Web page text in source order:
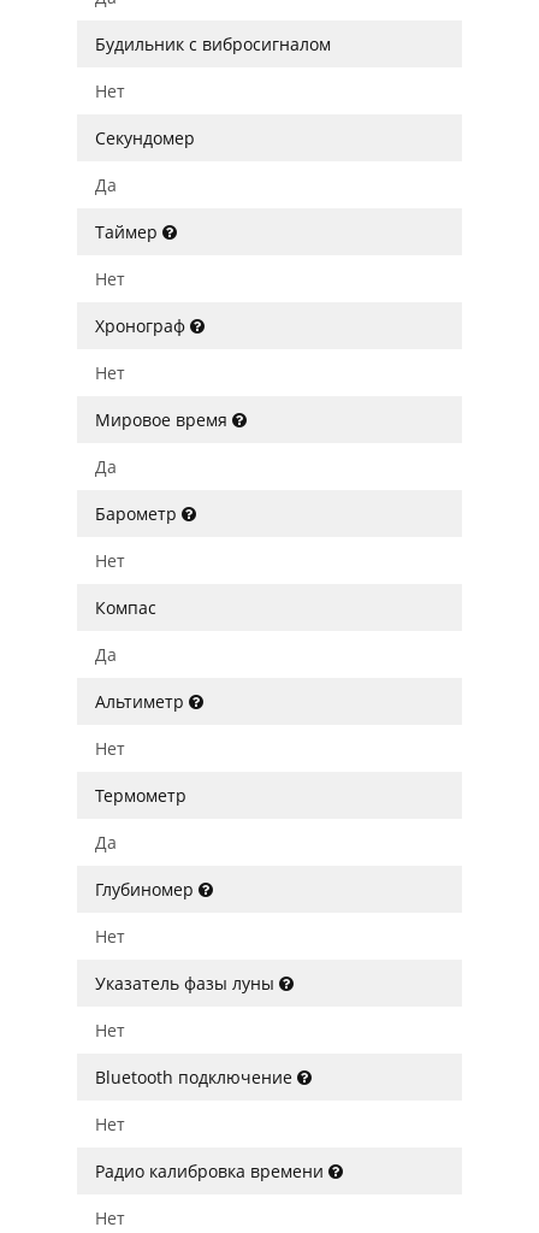
Будильник с вибросигналом
Нет
Секундомер
Да
Таймер
Нет
Хронограф
Нет
Мировое время
Да
Барометр
Нет
Компас
Да
Альтиметр
Нет
Термометр
Да
Глубиномер
Нет
Указатель фазы луны
Нет
Bluetooth подключение
Нет
Радио калибровка времени
Нет